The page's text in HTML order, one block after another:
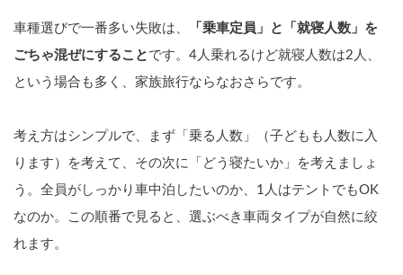
車種選びで一番多い失敗は、
「乗車定員」と「就寝人数」を
ごちゃ混ぜにすること です。4人乗れるけど就寝人数は2人、
という場合も多く、家族旅行ならなおさらです。
考え方はシンプルで、まず「乗る人数」（子どもも人数に入
ります）を考えて、その次に「どう寝たいか」を考えましょ
う。全員がしっかり車中泊したいのか、1人はテントでもOK
なのか。この順番で見ると、選ぶべき車両タイプが自然に絞
れます。